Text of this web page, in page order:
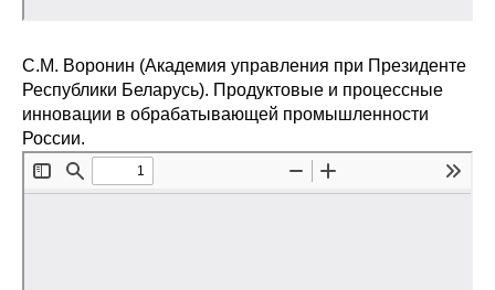
С.М. Воронин (Академия управления при Президенте
Республики Беларусь). Продуктовые и процессные
инновации в обрабатывающей промышленности
России.